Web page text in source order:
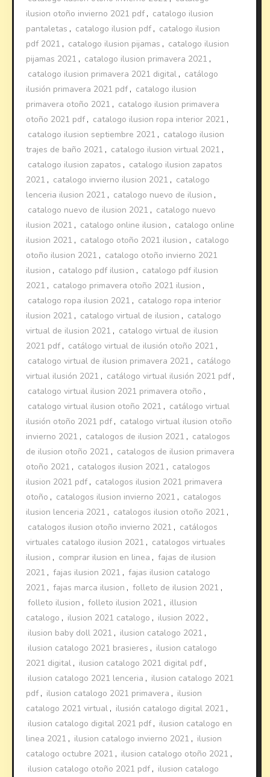
ilusion otoño invierno 2021 pdf , catalogo ilusion
pantaletas , catalogo ilusion pdf , catalogo ilusion
pdf 2021 , catalogo ilusion pijamas , catalogo ilusion
pijamas 2021 , catalogo ilusion primavera 2021 ,
catalogo ilusion primavera 2021 digital , catálogo
ilusión primavera 2021 pdf , catalogo ilusion
primavera otoño 2021 , catalogo ilusion primavera
otoño 2021 pdf , catalogo ilusion ropa interior 2021 ,
catalogo ilusion septiembre 2021 , catalogo ilusion
trajes de baño 2021 , catalogo ilusion virtual 2021 ,
catalogo ilusion zapatos , catalogo ilusion zapatos
2021 , catalogo invierno ilusion 2021 , catalogo
lenceria ilusion 2021 , catalogo nuevo de ilusion ,
catalogo nuevo de ilusion 2021 , catalogo nuevo
ilusion 2021 , catalogo online ilusion , catalogo online
ilusion 2021 , catalogo otoño 2021 ilusion , catalogo
otoño ilusion 2021 , catalogo otoño invierno 2021
ilusion , catalogo pdf ilusion , catalogo pdf ilusion
2021 , catalogo primavera otoño 2021 ilusion ,
catalogo ropa ilusion 2021 , catalogo ropa interior
ilusion 2021 , catalogo virtual de ilusion , catalogo
virtual de ilusion 2021 , catalogo virtual de ilusion
2021 pdf , catálogo virtual de ilusión otoño 2021 ,
catalogo virtual de ilusion primavera 2021 , catálogo
virtual ilusión 2021 , catálogo virtual ilusión 2021 pdf ,
catalogo virtual ilusion 2021 primavera otoño ,
catalogo virtual ilusion otoño 2021 , catálogo virtual
ilusión otoño 2021 pdf , catalogo virtual ilusion otoño
invierno 2021 , catalogos de ilusion 2021 , catalogos
de ilusion otoño 2021 , catalogos de ilusion primavera
otoño 2021 , catalogos ilusion 2021 , catalogos
ilusion 2021 pdf , catalogos ilusion 2021 primavera
otoño , catalogos ilusion invierno 2021 , catalogos
ilusion lenceria 2021 , catalogos ilusion otoño 2021 ,
catalogos ilusion otoño invierno 2021 , catálogos
virtuales catalogo ilusion 2021 , catalogos virtuales
ilusion , comprar ilusion en linea , fajas de ilusion
2021 , fajas ilusion 2021 , fajas ilusion catalogo
2021 , fajas marca ilusion , folleto de ilusion 2021 ,
folleto ilusion , folleto ilusion 2021 , illusion
catalogo , ilusion 2021 catalogo , ilusion 2022 ,
ilusion baby doll 2021 , ilusion catalogo 2021 ,
ilusion catalogo 2021 brasieres , ilusion catalogo
2021 digital , ilusion catalogo 2021 digital pdf ,
ilusion catalogo 2021 lenceria , ilusion catalogo 2021
pdf , ilusion catalogo 2021 primavera , ilusion
catalogo 2021 virtual , ilusión catalogo digital 2021 ,
ilusion catalogo digital 2021 pdf , ilusion catalogo en
linea 2021 , ilusion catalogo invierno 2021 , ilusion
catalogo octubre 2021 , ilusion catalogo otoño 2021 ,
ilusion catalogo otoño 2021 pdf , ilusion catalogo